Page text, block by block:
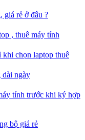
giá rẻ ở đâu ?
, thuê máy tính
chọn laptop thuê
ngày
tính trước khi ký hợp
bộ giá rẻ